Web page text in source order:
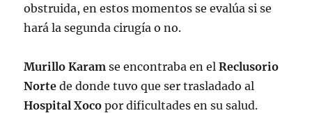
obstruida, en estos momentos se evalúa si se
hará la segunda cirugía o no.
Murillo Karamse encontraba en elReclusorio
Norte de donde tuvo que ser trasladado al
Hospital Xocopor dificultades en su salud.